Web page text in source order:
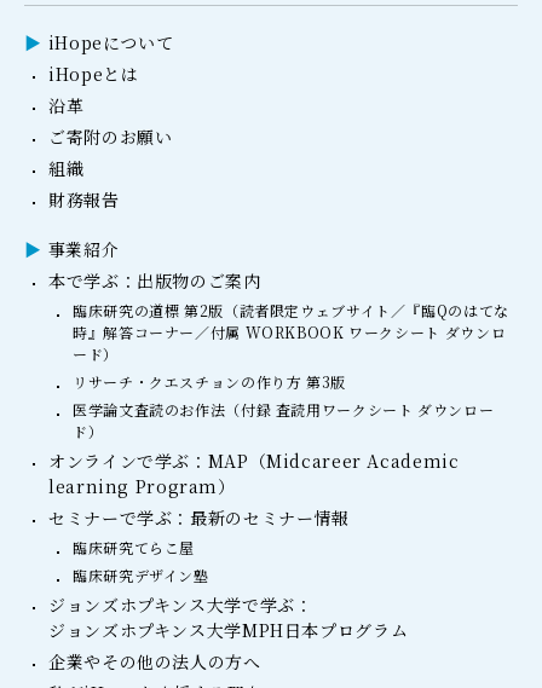
iHopeについて
iHopeとは
沿革
ご寄附のお願い
組織
財務報告
事業紹介
本で学ぶ：出版物のご案内
臨床研究の道標 第2版（読者限定ウェブサイト／『臨Qのはてな
時』解答コーナー／付属 WORKBOOK ワークシート ダウンロ
ード）
リサーチ・クエスチョンの作り方 第3版
医学論文査読のお作法（付録 査読用ワークシート ダウンロー
ド）
オンラインで学ぶ：MAP（Midcareer Academic
learning Program）
セミナーで学ぶ：最新のセミナー情報
臨床研究てらこ屋
臨床研究デザイン塾
ジョンズホプキンス大学で学ぶ：
ジョンズホプキンス大学MPH日本プログラム
企業やその他の法人の方へ